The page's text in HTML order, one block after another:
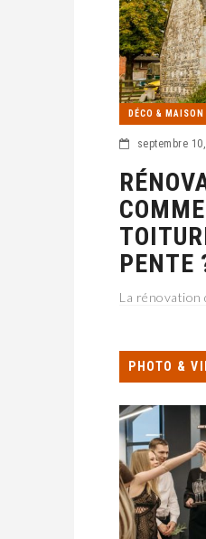
DÉCO & MAISON
septembre
PENTE
La rénovation
des
PHOTO &